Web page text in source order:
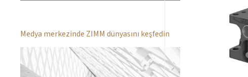
Medya merkezinde ZIMM dünyasını keşfedin